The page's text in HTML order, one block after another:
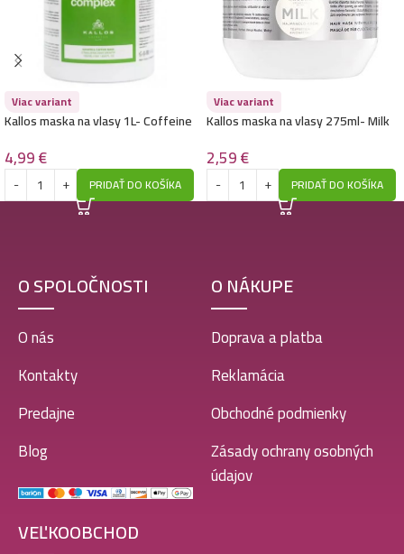
Viac variant
Kallos maska na vlasy 1L- Coffeine
4,99€
PRIDAŤ DO KOŠÍKA
Viac variant
Kallos maska na vlasy 275ml- Milk
2,59€
PRIDAŤ DO KOŠÍKA
O SPOLOČNOSTI
O nás
Kontakty
Predajne
Blog
O NÁKUPE
Doprava a platba
Reklamácia
Obchodné podmienky
Zásady ochrany osobných
údajov
VEĽKOOBCHOD